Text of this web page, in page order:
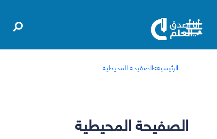
الرئيسية>الصفيحة المحيطية
الصفيحة المحيطية